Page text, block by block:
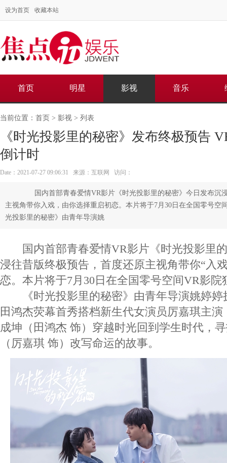
设为首页 收藏本站
首页 明星 影视 音乐
当前位置： 首页 > 影视 > 列表
《时光投影里的秘密》发布终极预告
倒计时
Date：2021-07-27 09:06:31 来源：互联网 访问：
国内首部青春爱情VR影片《时光投影里的秘密》今日发布沉
主视角带你入戏，由你选择重启初恋。本片将于7月30日在全国零号
光投影里的秘密》由青年导演姚
国内首部青春爱情VR影片《时光投影里的
浸往昔版终极预告，首度还原主视角带你“入
恋。本片将于7月30日在全国零号空间VR影院
《时光投影里的秘密》由青年导演姚婷婷
田鸿杰荧幕首秀搭档新生代女演员厉嘉琪主
成坤（田鸿杰 饰）穿越时光回到学生时代，
（厉嘉琪 饰）改写命运的故事。